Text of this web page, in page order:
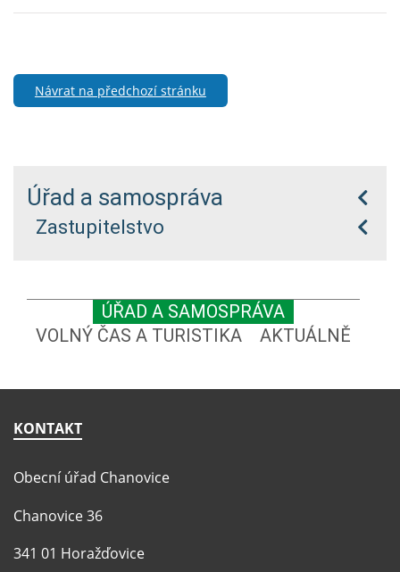
Návrat na předchozí stránku
Úřad a samospráva
Zastupitelstvo
ÚŘAD A SAMOSPRÁVA
VOLNÝ ČAS A TURISTIKA
AKTUÁLNĚ
KONTAKT
Obecní úřad Chanovice
Chanovice 36
341 01 Horažďovice